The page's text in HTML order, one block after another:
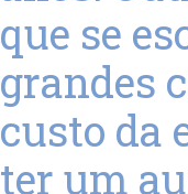
que se
grandes
custo da
ter um